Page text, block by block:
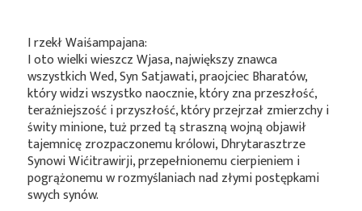
I rzekł Waiśampajana:
I oto wielki wieszcz Wjasa, największy znawca
wszystkich Wed, Syn Satjawati, praojciec Bharatów,
który widzi wszystko naocznie, który zna przeszłość,
teraźniejszość i przyszłość, który przejrzał zmierzchy i
świty minione, tuż przed tą straszną wojną objawił
tajemnicę zrozpaczonemu królowi, Dhrytarasztrze
Synowi Wićitrawirji, przepełnionemu cierpieniem i
pogrążonemu w rozmyślaniach nad złymi postępkami
swych synów.